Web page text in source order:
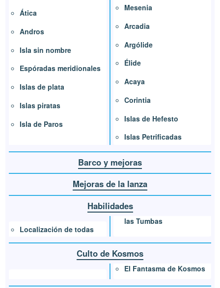
Ática
Andros
Isla sin nombre
Espóradas meridionales
Islas de plata
Islas piratas
Isla de Paros
Mesenia
Arcadia
Argólide
Élide
Acaya
Corintia
Islas de Hefesto
Islas Petrificadas
Barco y mejoras
Mejoras de la lanza
Habilidades
Localización de todas
las Tumbas
Culto de Kosmos
El Fantasma de Kosmos